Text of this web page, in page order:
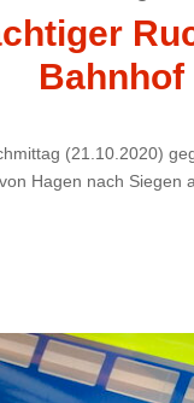
(21.10.2020)
Hagen nach Siegen